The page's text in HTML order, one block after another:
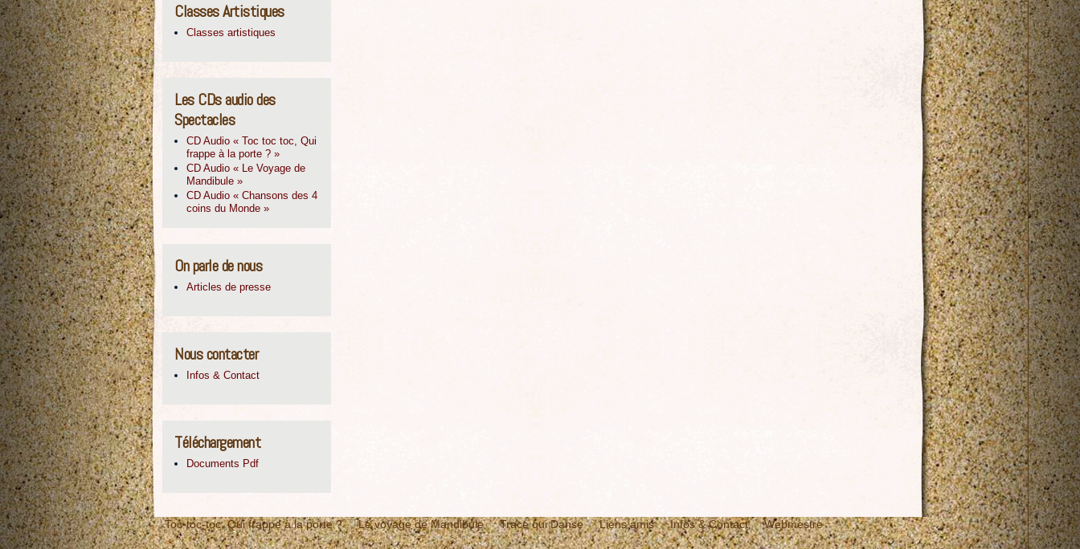
Classes Artistiques
Classes artistiques
Les CDs audio des
Spectacles
CD Audio « Toc toc toc, Qui
frappe à la porte ? »
CD Audio « Le Voyage de
Mandibule »
CD Audio « Chansons des 4
coins du Monde »
On parle de nous
Articles de presse
Nous contacter
Infos & Contact
Téléchargement
Documents Pdf
Toc-toc-toc, Qui frappe à la porte ? Le voyage de Mandibule Trace qui Danse Liens amis Infos & Contact Webmestre